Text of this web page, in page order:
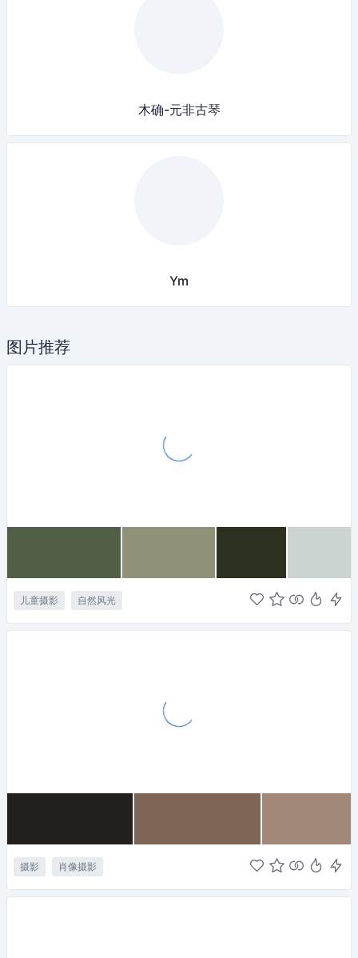
木确-元非古琴
Ym
图片推荐
儿童摄影 自然风光
摄影 肖像摄影